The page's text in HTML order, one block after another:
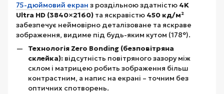
75-дюймовий екран з роздільною здатністю 4K
Ultra HD (3840×2160) та яскравістю 450 кд/м²
забезпечує неймовірно деталізоване та яскраве
зображення, видиме під будь-яким кутом (178°).
Технологія Zero Bonding (безповітряна
склейка): відсутність повітряного зазору між
склом і матрицею робить зображення більш
контрастним, а напис на екрані – точним без
оптичних спотворень.